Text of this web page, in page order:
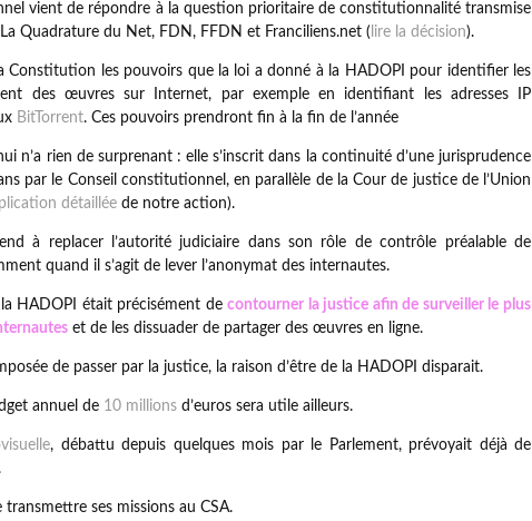
vient de répondre à la question prioritaire de constitutionnalité transmise
Quadrature du Net, FDN, FFDN et Franciliens.net ( lire la décision).
Constitution les pouvoirs que la loi a donné à la HADOPI pour identifier les
des œuvres sur Internet, par exemple en identifiant les adresses IP
BitTorrent. Ces pouvoirs prendront fin à la fin de l’année
n’a rien de surprenant : elle s’inscrit dans la continuité d’une jurisprudence
par le Conseil constitutionnel, en parallèle de la Cour de justice de l’Union
détaillée de notre action).
à replacer l’autorité judiciaire dans son rôle de contrôle préalable de
quand il s’agit de lever l’anonymat des internautes.
la HADOPI était précisément decontourner la justice afin de surveiller le plus
et de les dissuader de partager des œuvres en ligne.
de passer par la justice, la raison d’être de la HADOPI disparait.
annuel de 10 millions d’euros sera utile ailleurs.
, débattu depuis quelques mois par le Parlement, prévoyait déjà de
transmettre ses missions au CSA.